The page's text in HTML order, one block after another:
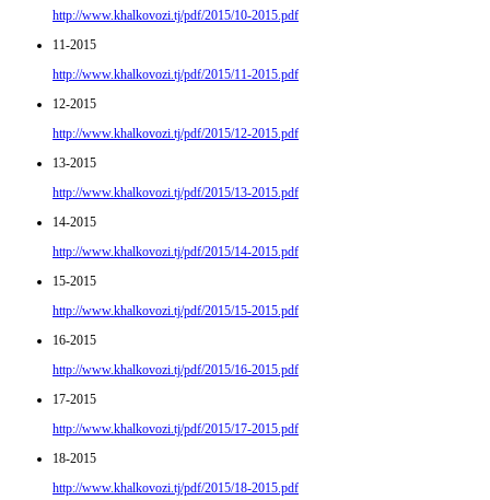
http://www.khalkovozi.tj/pdf/2015/10-2015.pdf
11-2015
http://www.khalkovozi.tj/pdf/2015/11-2015.pdf
12-2015
http://www.khalkovozi.tj/pdf/2015/12-2015.pdf
13-2015
http://www.khalkovozi.tj/pdf/2015/13-2015.pdf
14-2015
http://www.khalkovozi.tj/pdf/2015/14-2015.pdf
15-2015
http://www.khalkovozi.tj/pdf/2015/15-2015.pdf
16-2015
http://www.khalkovozi.tj/pdf/2015/16-2015.pdf
17-2015
http://www.khalkovozi.tj/pdf/2015/17-2015.pdf
18-2015
http://www.khalkovozi.tj/pdf/2015/18-2015.pdf